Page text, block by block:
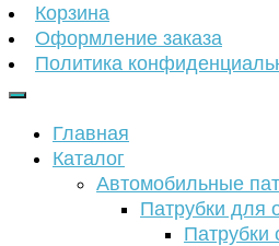
Корзина
Оформление заказа
Политика
Главная
Каталог
Автомобильные
Патрубки для
Патрубки